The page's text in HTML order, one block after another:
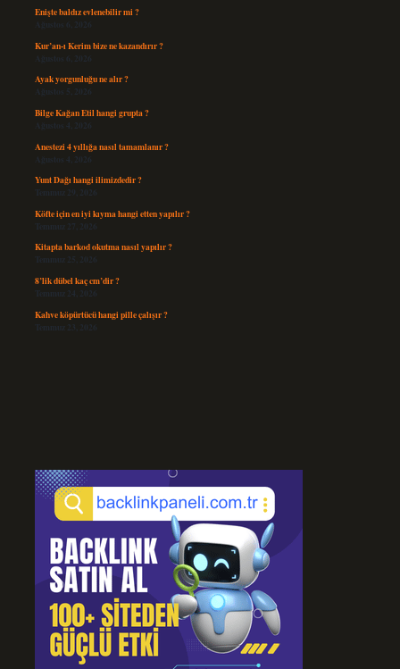
Enişte baldız evlenebilir mi ?
Ağustos 6, 2026
Kur’an-ı Kerim bize ne kazandırır ?
Ağustos 6, 2026
Ayak yorgunluğu ne alır ?
Ağustos 5, 2026
Bilge Kağan Etil hangi grupta ?
Ağustos 4, 2026
Anestezi 4 yıllığa nasıl tamamlanır ?
Ağustos 4, 2026
Yunt Dağı hangi ilimizdedir ?
Temmuz 29, 2026
Köfte için en iyi kıyma hangi etten yapılır ?
Temmuz 27, 2026
Kitapta barkod okutma nasıl yapılır ?
Temmuz 25, 2026
8’lik dübel kaç cm’dir ?
Temmuz 24, 2026
Kahve köpürtücü hangi pille çalışır ?
Temmuz 23, 2026